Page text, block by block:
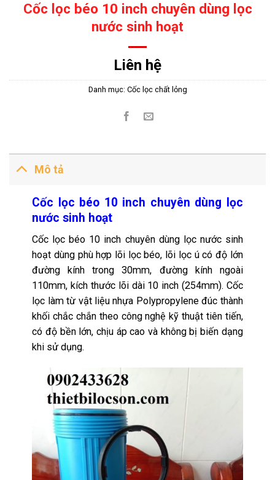
Cốc lọc béo 10 inch chuyên dùng lọc
nước sinh hoạt
Liên hệ
Danh mục: Cốc lọc chất lỏng
Mô tả
Cốc lọc béo 10 inch chuyên dùng lọc
nước sinh hoạt
Cốc lọc béo 10 inch chuyên dùng lọc nước sinh
hoạt dùng phù hợp lõi lọc béo, lõi lọc ú có độ lớn
đường kính trong 30mm, đường kính ngoài
110mm, kích thước lõi dài 10 inch (254mm). Cốc
lọc làm từ vật liệu nhựa Polypropylene đúc thành
khối chắc chắn theo công nghệ kỹ thuật tiên tiến,
có độ bền lớn, chịu áp cao và không bị biến dạng
khi sử dụng.